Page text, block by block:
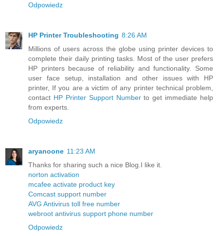
Odpowiedz
HP Printer Troubleshooting 8:26 AM
Millions of users across the globe using printer devices to
complete their daily printing tasks. Most of the user prefers
HP printers because of reliability and functionality. Some
user face setup, installation and other issues with HP
printer, If you are a victim of any printer technical problem,
contact HP Printer Support Numberto get immediate help
from experts.
Odpowiedz
aryanoone 11:23 AM
Thanks for sharing such a nice Blog.I like it.
norton activation
mcafee activate product key
Comcast support number
AVG Antivirus toll free number
webroot antivirus support phone number
Odpowiedz